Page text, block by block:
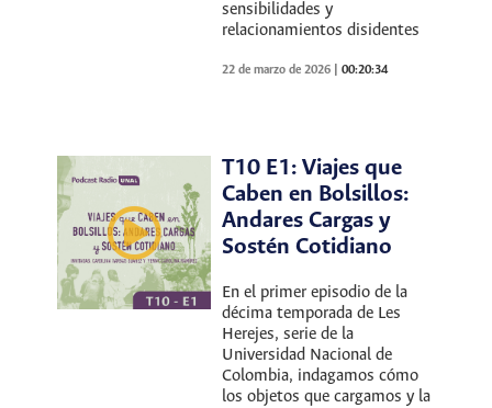
sensibilidades y
relacionamientos disidentes
22 de marzo de 2026 |00:20:34
T10 E1: Viajes que
Caben en Bolsillos:
Andares Cargas y
Sostén Cotidiano
En el primer episodio de la
décima temporada de Les
Herejes, serie de la
Universidad Nacional de
Colombia, indagamos cómo
los objetos que cargamos y la